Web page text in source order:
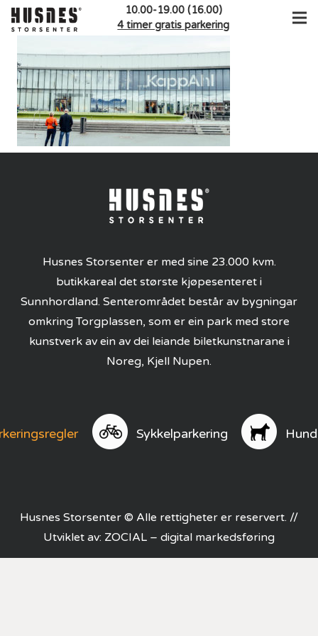
10.00-19.00 (16.00)
4 timer gratis parkering
Husnes Storsenter er med sine 23.000 kvm.
butikkareal det største kjøpesenteret i
Sunnhordland. Senterområdet består av bygningar
omkring Torgplassen, som er ein park med store
kunstverk av ein av dei leiande biletkunstnarane i
Noreg, Kjell Nupen.
Sykkelparkering
Husnes Storsenter © Alle rettigheter er reservert. //
Utviklet av: ZOCIAL – digital markedsføring